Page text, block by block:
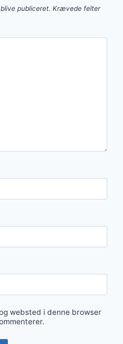
publiceret. Krævede felter
websted i denne browser